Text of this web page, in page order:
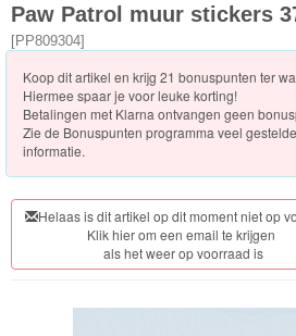
Knuffels
Schleich
Enchantimals
Shimmer
&
Shine
Paw Patrol muur stickers
[PP809304]
Koop dit artikel en krijg 21 bonuspunten ter
Hiermee spaar je voor leuke korting!
Betalingen met Klarna ontvangen geen
Zie de Bonuspunten programma veel
informatie.
Helaas is dit artikel op dit moment niet op
Klik hier om een email te krijgen
als het weer op voorraad is